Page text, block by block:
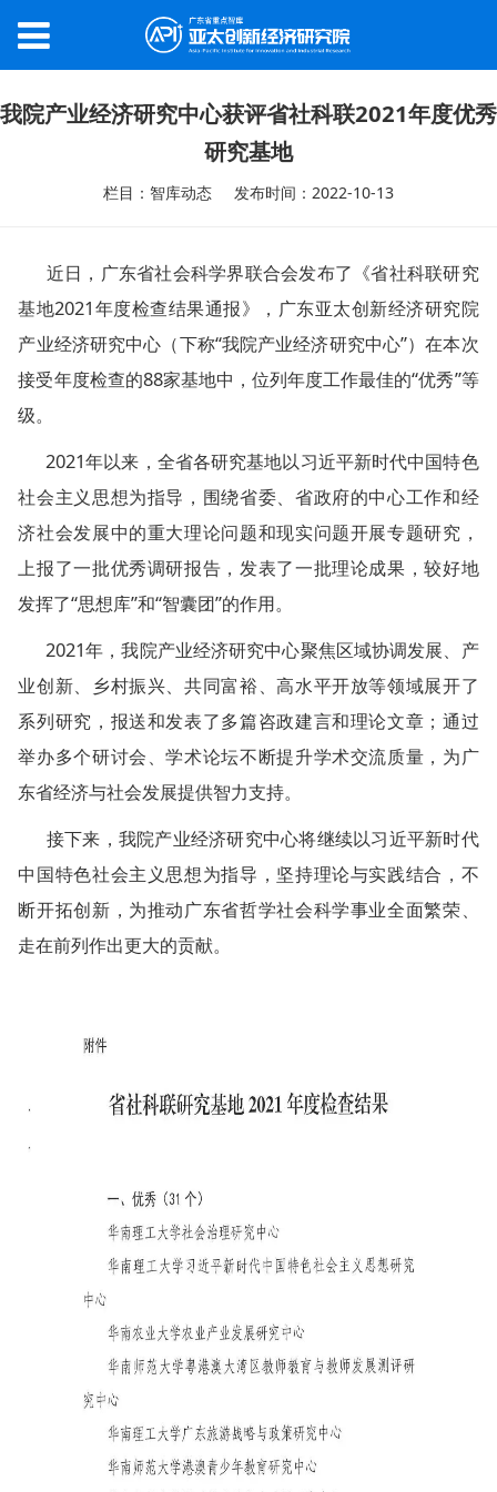
我院产业经济研究中心获评省社科联2021年度优秀
研究基地
栏目：智库动态 发布时间：2022-10-13
近日，广东省社会科学界联合会发布了《省社科联研究
基地2021年度检查结果通报》，广东亚太创新经济研究院
产业经济研究中心（下称“我院产业经济研究中心”）在本次
接受年度检查的88家基地中，位列年度工作最佳的“优秀”等
级。
2021年以来，全省各研究基地以习近平新时代中国特色
社会主义思想为指导，围绕省委、省政府的中心工作和经
济社会发展中的重大理论问题和现实问题开展专题研究，
上报了一批优秀调研报告，发表了一批理论成果，较好地
发挥了“思想库”和“智囊团”的作用。
2021年，我院产业经济研究中心聚焦区域协调发展、产
业创新、乡村振兴、共同富裕、高水平开放等领域展开了
系列研究，报送和发表了多篇咨政建言和理论文章；通过
举办多个研讨会、学术论坛不断提升学术交流质量，为广
东省经济与社会发展提供智力支持。
接下来，我院产业经济研究中心将继续以习近平新时代
中国特色社会主义思想为指导，坚持理论与实践结合，不
断开拓创新，为推动广东省哲学社会科学事业全面繁荣、
走在前列作出更大的贡献。